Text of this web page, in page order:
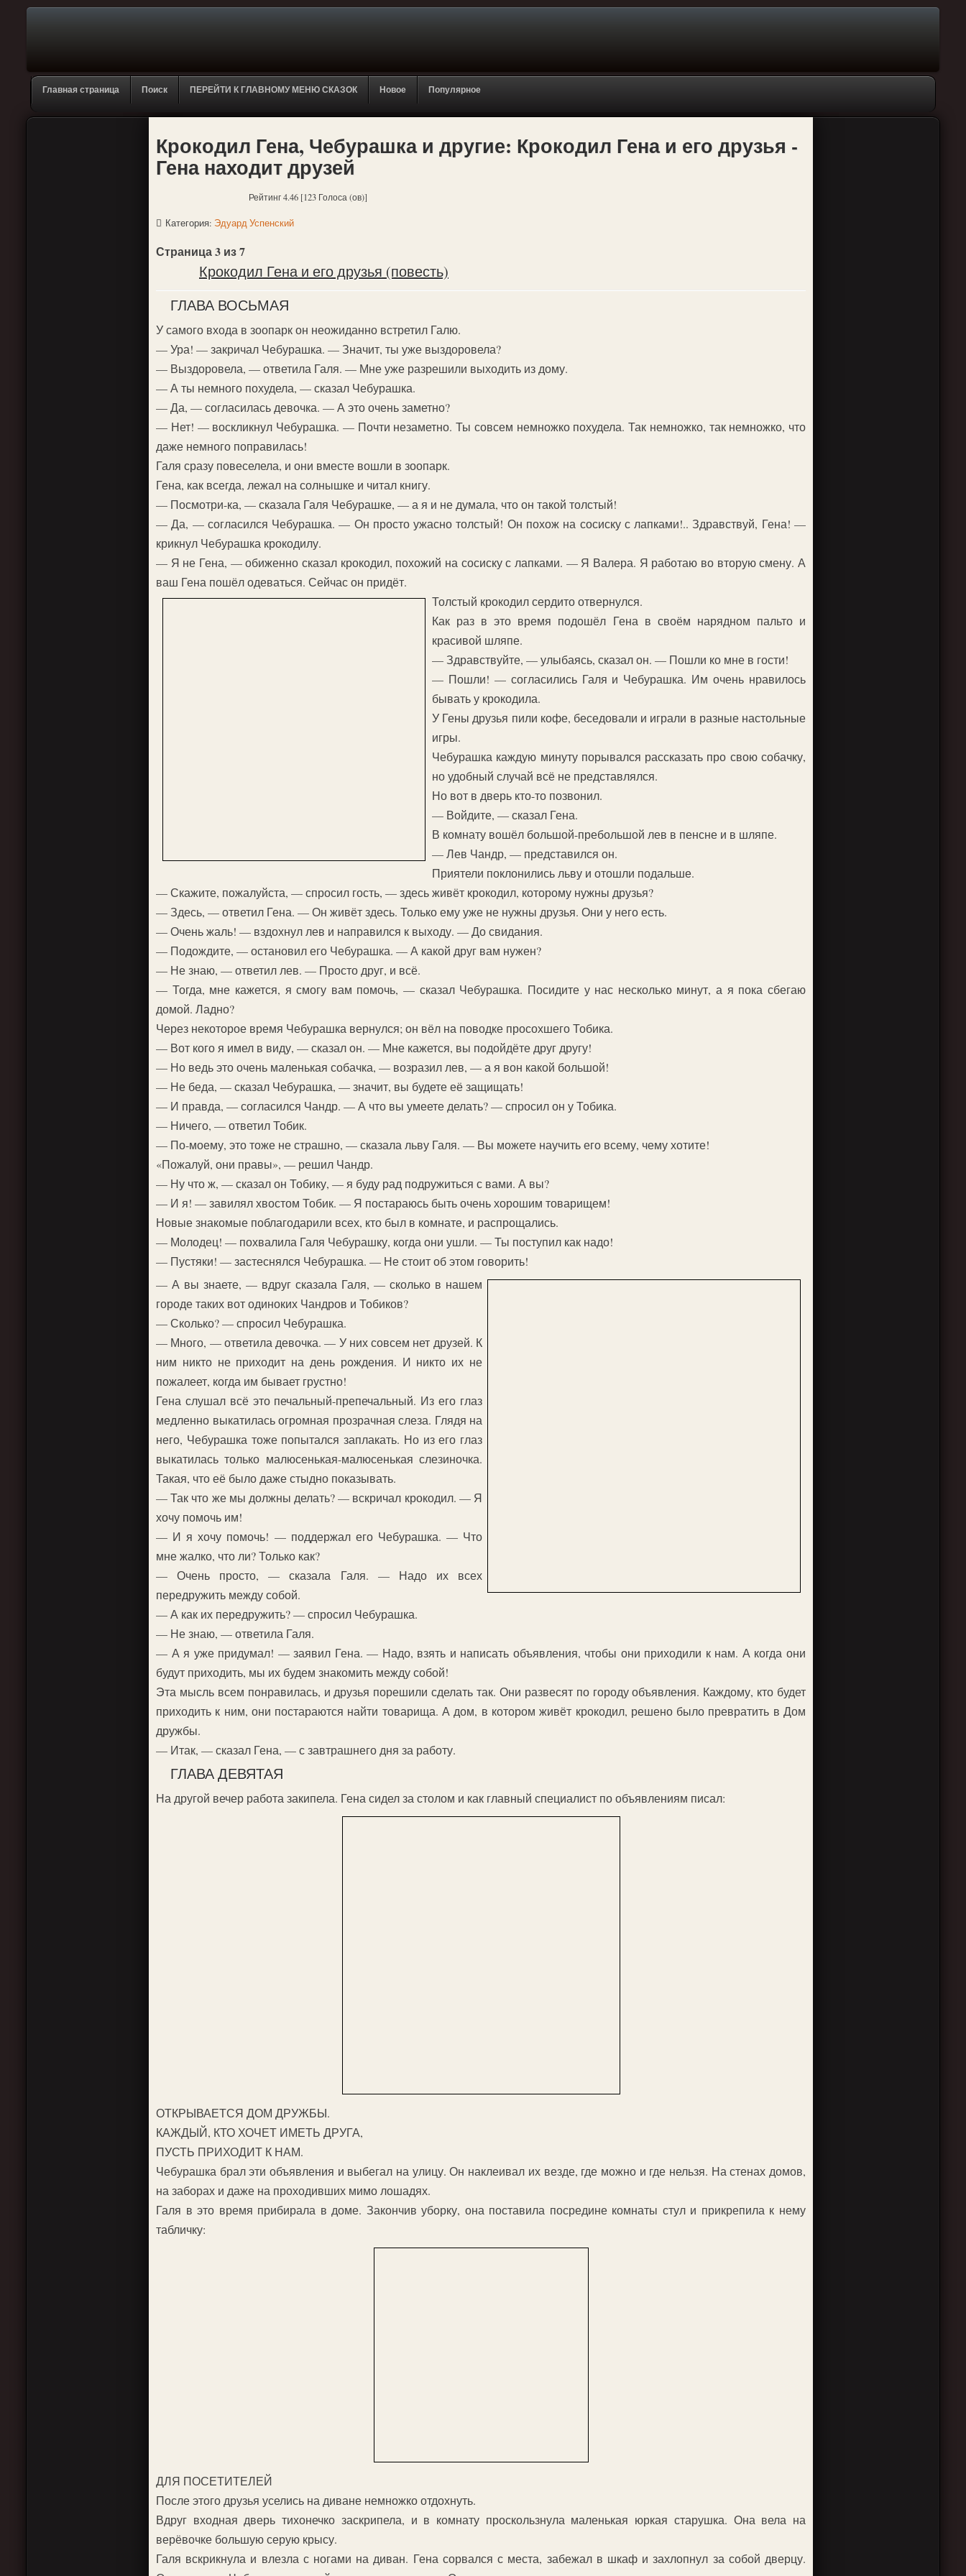
Главная страница Поиск ПЕРЕЙТИ К ГЛАВНОМУ МЕНЮ СКАЗОК Новое Популярное
Крокодил Гена, Чебурашка и другие: Крокодил Гена и его друзья -
Гена находит друзей
Рейтинг 4.46 [123 Голоса (ов)]
Категория: Эдуард Успенский
Страница 3 из 7
Крокодил Гена и его друзья (повесть)
ГЛАВА ВОСЬМАЯ
У самого входа в зоопарк он неожиданно встретил Галю.
— Ура! — закричал Чебурашка. — Значит, ты уже выздоровела?
— Выздоровела, — ответила Галя. — Мне уже разрешили выходить из дому.
— А ты немного похудела, — сказал Чебурашка.
— Да, — согласилась девочка. — А это очень заметно?
— Нет! — воскликнул Чебурашка. — Почти незаметно. Ты совсем немножко похудела. Так немножко, так немножко, что
даже немного поправилась!
Галя сразу повеселела, и они вместе вошли в зоопарк.
Гена, как всегда, лежал на солнышке и читал книгу.
— Посмотри-ка, — сказала Галя Чебурашке, — а я и не думала, что он такой толстый!
— Да, — согласился Чебурашка. — Он просто ужасно толстый! Он похож на сосиску с лапками!.. Здравствуй, Гена! —
крикнул Чебурашка крокодилу.
— Я не Гена, — обиженно сказал крокодил, похожий на сосиску с лапками. — Я Валера. Я работаю во вторую смену. А
ваш Гена пошёл одеваться. Сейчас он придёт.
Толстый крокодил сердито отвернулся.
Как раз в это время подошёл Гена в своём нарядном пальто и
красивой шляпе.
— Здравствуйте, — улыбаясь, сказал он. — Пошли ко мне в гости!
— Пошли! — согласились Галя и Чебурашка. Им очень нравилось
бывать у крокодила.
У Гены друзья пили кофе, беседовали и играли в разные настольные
игры.
Чебурашка каждую минуту порывался рассказать про свою собачку,
но удобный случай всё не представлялся.
Но вот в дверь кто-то позвонил.
— Войдите, — сказал Гена.
В комнату вошёл большой-пребольшой лев в пенсне и в шляпе.
— Лев Чандр, — представился он.
Приятели поклонились льву и отошли подальше.
— Скажите, пожалуйста, — спросил гость, — здесь живёт крокодил, которому нужны друзья?
— Здесь, — ответил Гена. — Он живёт здесь. Только ему уже не нужны друзья. Они у него есть.
— Очень жаль! — вздохнул лев и направился к выходу. — До свидания.
— Подождите, — остановил его Чебурашка. — А какой друг вам нужен?
— Не знаю, — ответил лев. — Просто друг, и всё.
— Тогда, мне кажется, я смогу вам помочь, — сказал Чебурашка. Посидите у нас несколько минут, а я пока сбегаю
домой. Ладно?
Через некоторое время Чебурашка вернулся; он вёл на поводке просохшего Тобика.
— Вот кого я имел в виду, — сказал он. — Мне кажется, вы подойдёте друг другу!
— Но ведь это очень маленькая собачка, — возразил лев, — а я вон какой большой!
— Не беда, — сказал Чебурашка, — значит, вы будете её защищать!
— И правда, — согласился Чандр. — А что вы умеете делать? — спросил он у Тобика.
— Ничего, — ответил Тобик.
— По-моему, это тоже не страшно, — сказала льву Галя. — Вы можете научить его всему, чему хотите!
«Пожалуй, они правы», — решил Чандр.
— Ну что ж, — сказал он Тобику, — я буду рад подружиться с вами. А вы?
— И я! — завилял хвостом Тобик. — Я постараюсь быть очень хорошим товарищем!
Новые знакомые поблагодарили всех, кто был в комнате, и распрощались.
— Молодец! — похвалила Галя Чебурашку, когда они ушли. — Ты поступил как надо!
— Пустяки! — застеснялся Чебурашка. — Не стоит об этом говорить!
— А вы знаете, — вдруг сказала Галя, — сколько в нашем
городе таких вот одиноких Чандров и Тобиков?
— Сколько? — спросил Чебурашка.
— Много, — ответила девочка. — У них совсем нет друзей. К
ним никто не приходит на день рождения. И никто их не
пожалеет, когда им бывает грустно!
Гена слушал всё это печальный-препечальный. Из его глаз
медленно выкатилась огромная прозрачная слеза. Глядя на
него, Чебурашка тоже попытался заплакать. Но из его глаз
выкатилась только малюсенькая-малюсенькая слезиночка.
Такая, что её было даже стыдно показывать.
— Так что же мы должны делать? — вскричал крокодил. — Я
хочу помочь им!
— И я хочу помочь! — поддержал его Чебурашка. — Что
мне жалко, что ли? Только как?
— Очень просто, — сказала Галя. — Надо их всех
передружить между собой.
— А как их передружить? — спросил Чебурашка.
— Не знаю, — ответила Галя.
— А я уже придумал! — заявил Гена. — Надо, взять и написать объявления, чтобы они приходили к нам. А когда они
будут приходить, мы их будем знакомить между собой!
Эта мысль всем понравилась, и друзья порешили сделать так. Они развесят по городу объявления. Каждому, кто будет
приходить к ним, они постараются найти товарища. А дом, в котором живёт крокодил, решено было превратить в Дом
дружбы.
— Итак, — сказал Гена, — с завтрашнего дня за работу.
ГЛАВА ДЕВЯТАЯ
На другой вечер работа закипела. Гена сидел за столом и как главный специалист по объявлениям писал:
ОТКРЫВАЕТСЯ ДОМ ДРУЖБЫ.
КАЖДЫЙ, КТО ХОЧЕТ ИМЕТЬ ДРУГА,
ПУСТЬ ПРИХОДИТ К НАМ.
Чебурашка брал эти объявления и выбегал на улицу. Он наклеивал их везде, где можно и где нельзя. На стенах домов,
на заборах и даже на проходивших мимо лошадях.
Галя в это время прибирала в доме. Закончив уборку, она поставила посредине комнаты стул и прикрепила к нему
табличку:
ДЛЯ ПОСЕТИТЕЛЕЙ
После этого друзья уселись на диване немножко отдохнуть.
Вдруг входная дверь тихонечко заскрипела, и в комнату проскользнула маленькая юркая старушка. Она вела на
верёвочке большую серую крысу.
Галя вскрикнула и влезла с ногами на диван. Гена сорвался с места, забежал в шкаф и захлопнул за собой дверцу.